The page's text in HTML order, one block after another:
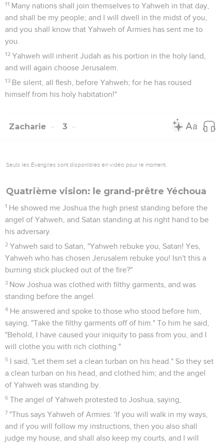
11 Many nations shall join themselves to Yahweh in that day,
and shall be my people; and I will dwell in the midst of you,
and you shall know that Yahweh of Armies has sent me to
you.
12 Yahweh will inherit Judah as his portion in the holy land,
and will again choose Jerusalem.
13 Be silent, all flesh, before Yahweh; for he has roused
himself from his holy habitation!"
Zacharie 3
Seuls les Évangiles sont disponibles en vidéo pour le moment.
Quatrième vision: le grand-prêtre Yéchoua
1 He showed me Joshua the high priest standing before the
angel of Yahweh, and Satan standing at his right hand to be
his adversary.
2 Yahweh said to Satan, "Yahweh rebuke you, Satan! Yes,
Yahweh who has chosen Jerusalem rebuke you! Isn't this a
burning stick plucked out of the fire?"
3 Now Joshua was clothed with filthy garments, and was
standing before the angel.
4 He answered and spoke to those who stood before him,
saying, "Take the filthy garments off of him." To him he said,
"Behold, I have caused your iniquity to pass from you, and I
will clothe you with rich clothing."
5 I said, "Let them set a clean turban on his head." So they set
a clean turban on his head, and clothed him; and the angel
of Yahweh was standing by.
6 The angel of Yahweh protested to Joshua, saying,
7 "Thus says Yahweh of Armies: 'If you will walk in my ways,
and if you will follow my instructions, then you also shall
judge my house, and shall also keep my courts, and I will